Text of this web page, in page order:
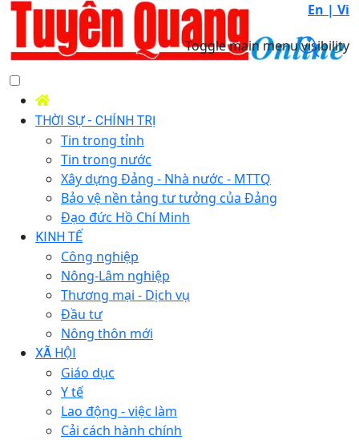
En | Vi
Toggle main menu visibility
THỜI SỰ - CHÍNH TRỊ
Tin trong tỉnh
Tin trong nước
Xây dựng Đảng - Nhà nước - MTTQ
Bảo vệ nền tảng tư tưởng của Đảng
Đạo đức Hồ Chí Minh
KINH TẾ
Công nghiệp
Nông-Lâm nghiệp
Thương mại - Dịch vụ
Đầu tư
Nông thôn mới
XÃ HỘI
Giáo dục
Y tế
Lao động - việc làm
Cải cách hành chính